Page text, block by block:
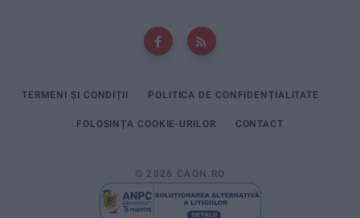
TERMENI ȘI CONDIȚII POLITICA DE CONFIDENȚIALITATE
FOLOSINȚA COOKIE-URILOR CONTACT
© 2026 CAON.RO